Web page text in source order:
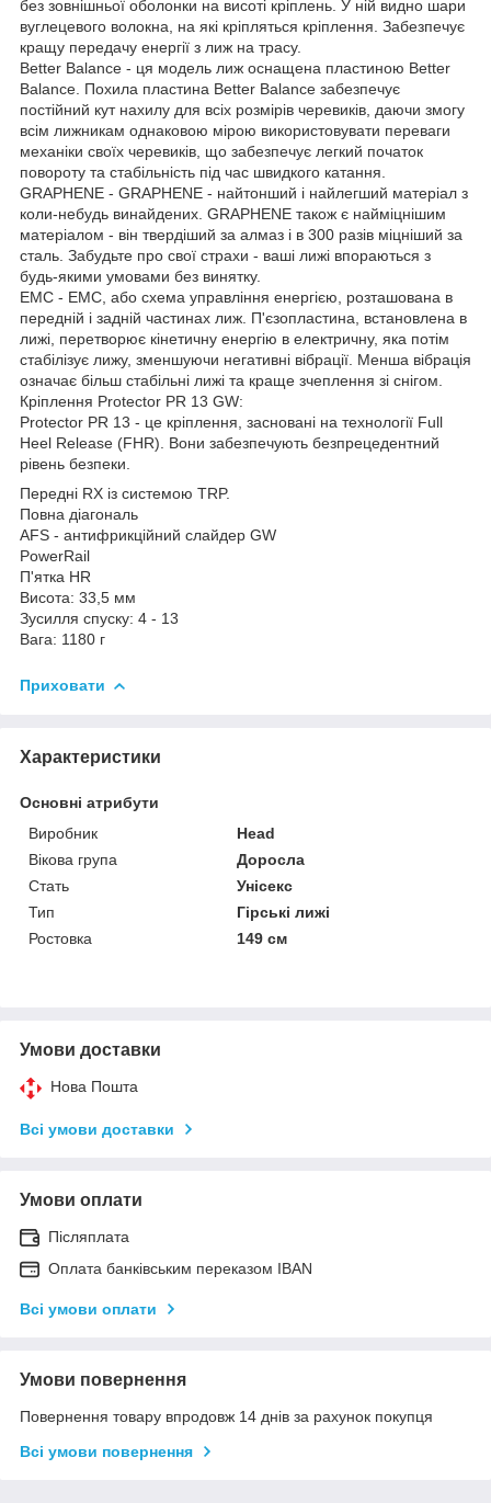
без зовнішньої оболонки на висоті кріплень. У ній видно шари
вуглецевого волокна, на які кріпляться кріплення. Забезпечує
кращу передачу енергії з лиж на трасу.
Better Balance - ця модель лиж оснащена пластиною Better
Balance. Похила пластина Better Balance забезпечує
постійний кут нахилу для всіх розмірів черевиків, даючи змогу
всім лижникам однаковою мірою використовувати переваги
механіки своїх черевиків, що забезпечує легкий початок
повороту та стабільність під час швидкого катання.
GRAPHENE - GRAPHENE - найтонший і найлегший матеріал з
коли-небудь винайдених. GRAPHENE також є найміцнішим
матеріалом - він твердіший за алмаз і в 300 разів міцніший за
сталь. Забудьте про свої страхи - ваші лижі впораються з
будь-якими умовами без винятку.
EMC - EMC, або схема управління енергією, розташована в
передній і задній частинах лиж. П'єзопластина, встановлена в
лижі, перетворює кінетичну енергію в електричну, яка потім
стабілізує лижу, зменшуючи негативні вібрації. Менша вібрація
означає більш стабільні лижі та краще зчеплення зі снігом.
Кріплення Protector PR 13 GW:
Protector PR 13 - це кріплення, засновані на технології Full
Heel Release (FHR). Вони забезпечують безпрецедентний
рівень безпеки.
Передні RX із системою TRP.
Повна діагональ
AFS - антифрикційний слайдер GW
PowerRail
П'ятка HR
Висота: 33,5 мм
Зусилля спуску: 4 - 13
Вага: 1180 г
Приховати
Характеристики
Основні атрибути
Виробник
Head
Вікова група
Доросла
Стать
Унісекс
Тип
Гірські лижі
Ростовка
149 см
Умови доставки
Нова Пошта
Всі умови доставки
Умови оплати
Післяплата
Оплата банківським переказом IBAN
Всі умови оплати
Умови повернення
Повернення товару впродовж 14 днів за рахунок покупця
Всі умови повернення